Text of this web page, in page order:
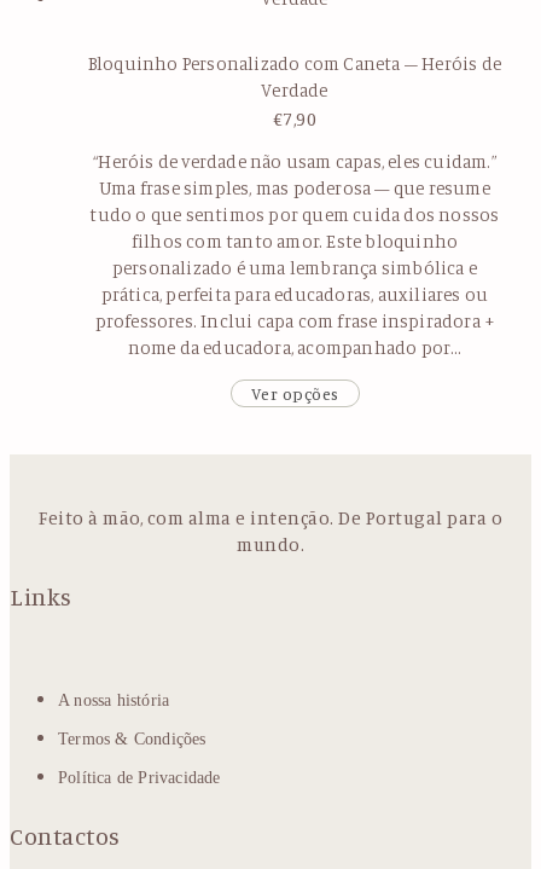
Bloquinho Personalizado com Caneta – Heróis de
Verdade
€7,90
“Heróis de verdade não usam capas, eles cuidam.”
Uma frase simples, mas poderosa — que resume
tudo o que sentimos por quem cuida dos nossos
filhos com tanto amor. Este bloquinho
personalizado é uma lembrança simbólica e
prática, perfeita para educadoras, auxiliares ou
professores. Inclui capa com frase inspiradora +
nome da educadora, acompanhado por…
Ver opções
Feito à mão, com alma e intenção. De Portugal para o
mundo.
Links
A nossa história
Termos & Condições
Política de Privacidade
Contactos